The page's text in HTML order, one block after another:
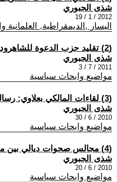
شذى الجبوري
2012 / 1 / 19
اليسار ,الديمقراطية,
(2) تقليد حزب الدعوة للشاهرودي : هل هو رهان خاسر؟
شذى الجبوري
2011 / 7 / 3
مواضيع وابحاث سياسية
(3) لقاءات المالكي بعلاوي: رسالة تهديد ام تحول براغماتي؟
شذى الجبوري
2010 / 6 / 30
مواضيع وابحاث سياسية
(4) مجالس صحوات ديالي بين مطرقة المالكي وسندان القاعدة
شذى الجبوري
2010 / 6 / 20
مواضيع وابحاث سياسية